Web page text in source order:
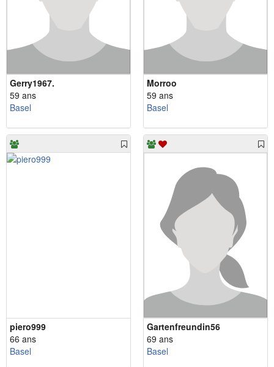
Gerry1967.
59 ans
Basel
Morroo
59 ans
Basel
piero999
66 ans
Basel
Gartenfreundin56
69 ans
Basel